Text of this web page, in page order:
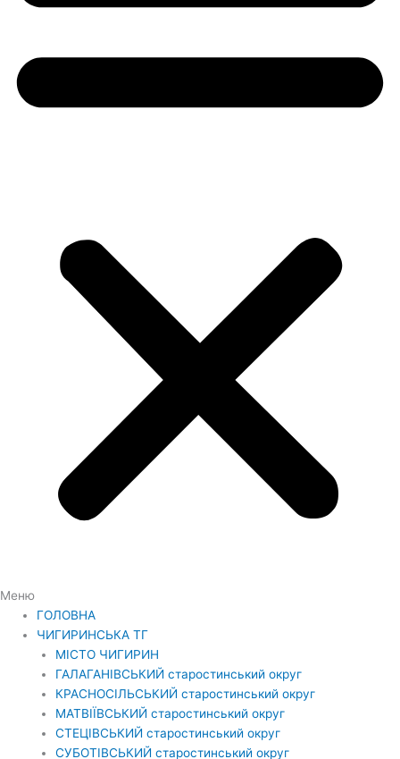
Меню
ГОЛОВНА
ЧИГИРИНСЬКА ТГ
МІСТО ЧИГИРИН
ГАЛАГАНІВСЬКИЙ старостинський округ
КРАСНОСІЛЬСЬКИЙ старостинський округ
МАТВІЇВСЬКИЙ старостинський округ
СТЕЦІВСЬКИЙ старостинський округ
СУБОТІВСЬКИЙ старостинський округ